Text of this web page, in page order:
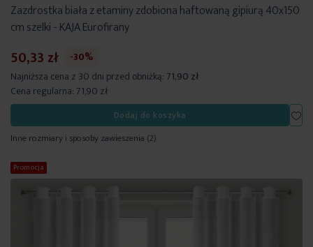
Zazdrostka biała z etaminy zdobiona haftowaną gipiurą 40x150
cm szelki - KAJA Eurofirany
50,33 zł
-30%
Najniższa cena z 30 dni przed obniżką: 71,90 zł
Cena regularna: 71,90 zł
Dodaj do koszyka
Inne rozmiary i sposoby zawieszenia (2)
Promocja